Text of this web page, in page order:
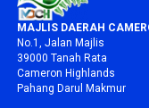
MAJLIS DAERAH
No.1, Jalan Majlis
39000 Tanah Rata
Cameron Highlands
Pahang Darul Makmur